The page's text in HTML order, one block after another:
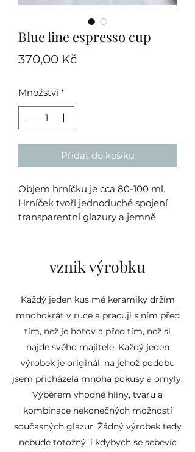
Blue line espresso cup
370,00 KčCena
Množství *
Přidat do košíku
Objem hrníčku je cca 80-100 ml.
Hrníček tvoří jednoduché spojení
transparentní glazury a jemně
Každý hrníček je originální ruční
že konečný výrobek se může od
fotky malinko odlišovat. Objem
hrníčku se může o ±10% lišit.
Výrobek je pálen na 1220 stupňů,
čímž je zajištěna kvalitní slinutost
výrobku.
Použitá hlína i glazury jsou řádně
atestované a zdravotně
nezávadné.
vznik výrobku
Každý jeden kus mé keramiky držím
mnohokrát v ruce a pracuji s ním před
tím, než je hotov a před tím, než si
najde svého majitele. Každý jeden
výrobek je originál, na jehož podobu
jsem přicházela mnoha pokusy a omyly.
Výběrem vhodné hlíny, tvaru a
kombinace nekonečných možností
současných glazur. Žádný výrobek tedy
nebude totožný, i kdybych se sebevíc